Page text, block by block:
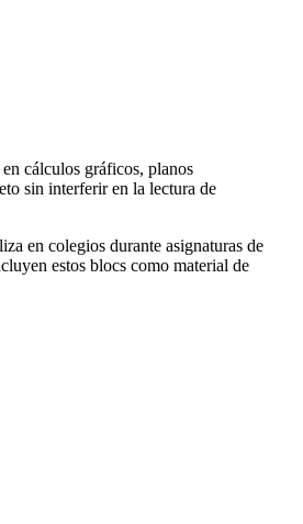
cálculos gráficos, planos
sin interferir en la lectura de
en colegios durante asignaturas de
estos blocs como material de